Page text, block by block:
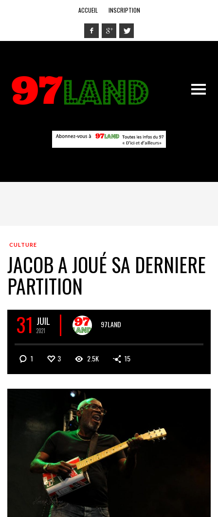
ACCUEIL INSCRIPTION
CULTURE
JACOB A JOUÉ SA DERNIERE
PARTITION
31 JUIL
2021
97LAND
1 3 2.5K 15